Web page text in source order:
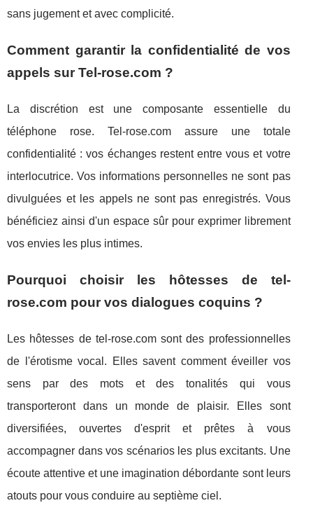
sans jugement et avec complicité.
Comment garantir la confidentialité de vos
appels sur Tel-rose.com ?
La discrétion est une composante essentielle du
téléphone rose. Tel-rose.com assure une totale
confidentialité : vos échanges restent entre vous et votre
interlocutrice. Vos informations personnelles ne sont pas
divulguées et les appels ne sont pas enregistrés. Vous
bénéficiez ainsi d'un espace sûr pour exprimer librement
vos envies les plus intimes.
Pourquoi choisir les hôtesses de tel-
rose.com pour vos dialogues coquins ?
Les hôtesses de tel-rose.com sont des professionnelles
de l'érotisme vocal. Elles savent comment éveiller vos
sens par des mots et des tonalités qui vous
transporteront dans un monde de plaisir. Elles sont
diversifiées, ouvertes d'esprit et prêtes à vous
accompagner dans vos scénarios les plus excitants. Une
écoute attentive et une imagination débordante sont leurs
atouts pour vous conduire au septième ciel.